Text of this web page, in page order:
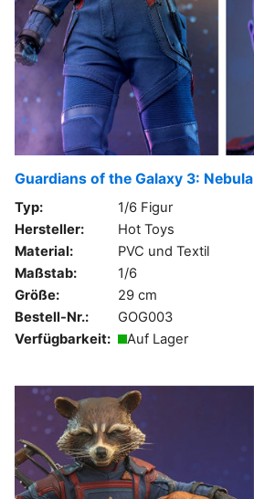
Guardians of the Galaxy 3: Nebula
Typ:
1/6 Figur
Hersteller:
Hot Toys
Material:
PVC und Textil
Maßstab:
1/6
Größe:
29 cm
Bestell-Nr.:
GOG003
Verfügbarkeit:
Auf Lager